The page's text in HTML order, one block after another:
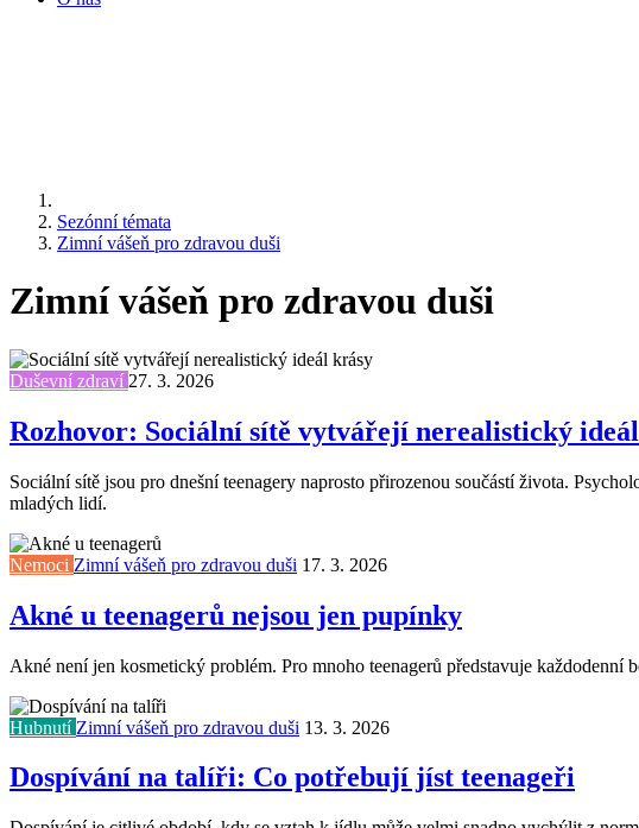
Sezónní témata
Zimní vášeň pro zdravou duši
Zimní vášeň pro zdravou duši
Duševní zdraví 27. 3. 2026
Rozhovor: Sociální sítě vytvářejí nerealistický
Sociální sítě jsou pro dnešní teenagery naprosto přirozenou součástí života.
mladých lidí.
Nemoci Zimní vášeň pro zdravou duši 17. 3. 2026
Akné u teenagerů nejsou jen pupínky
Akné není jen kosmetický problém. Pro mnoho teenagerů představuje každodenní
Hubnutí Zimní vášeň pro zdravou duši 13. 3. 2026
Dospívání na talíři: Co potřebují jíst teenageři